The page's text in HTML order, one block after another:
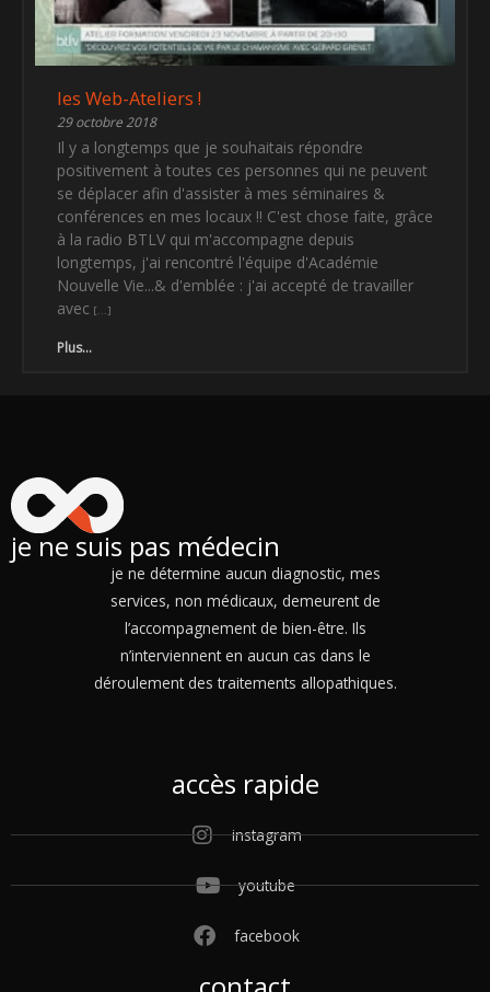
les Web-Ateliers !
29 octobre 2018
Il y a longtemps que je souhaitais répondre
positivement à toutes ces personnes qui ne peuvent
se déplacer afin d'assister à mes séminaires &
conférences en mes locaux !! C'est chose faite, grâce
à la radio BTLV qui m'accompagne depuis
longtemps, j'ai rencontré l'équipe d'Académie
Nouvelle Vie...& d'emblée : j'ai accepté de travailler
avec
Plus...
je ne suis pas médecin
je ne détermine aucun diagnostic, mes
services, non médicaux, demeurent de
l’accompagnement de bien-être. Ils
n’interviennent en aucun cas dans le
déroulement des traitements allopathiques.
accès rapide
instagram
youtube
facebook